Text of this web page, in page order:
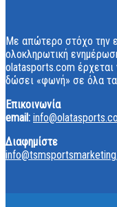
Με απώτερο στόχο την
ολοκληρωτική
olatasports.com έρχεται
δώσει «φωνή» σε όλα
Επικοινωνία
email:
Διαφημίστε